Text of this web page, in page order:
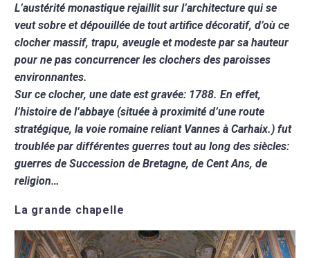
L’austérité monastique rejaillit sur l’architecture qui se
veut sobre et dépouillée de tout artifice décoratif, d’où ce
clocher massif, trapu, aveugle et modeste par sa hauteur
pour ne pas concurrencer les clochers des paroisses
environnantes.
Sur ce clocher, une date est gravée: 1788. En effet,
l’histoire de l’abbaye (située à proximité d’une route
stratégique, la voie romaine reliant Vannes à Carhaix.) fut
troublée par différentes guerres tout au long des siècles:
guerres de Succession de Bretagne, de Cent Ans, de
religion…
La grande chapelle